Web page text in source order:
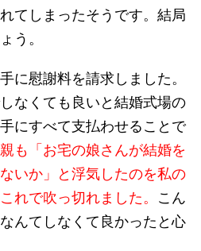
てしまったそうです。結局
う。
に慰謝料を請求しました。
なくても良いと結婚式場の
にすべて支払わせることで
も「お宅の娘さんが結婚を
いか」と浮気したのを私の
れで吹っ切れました。 こん
んてしなくて良かったと心